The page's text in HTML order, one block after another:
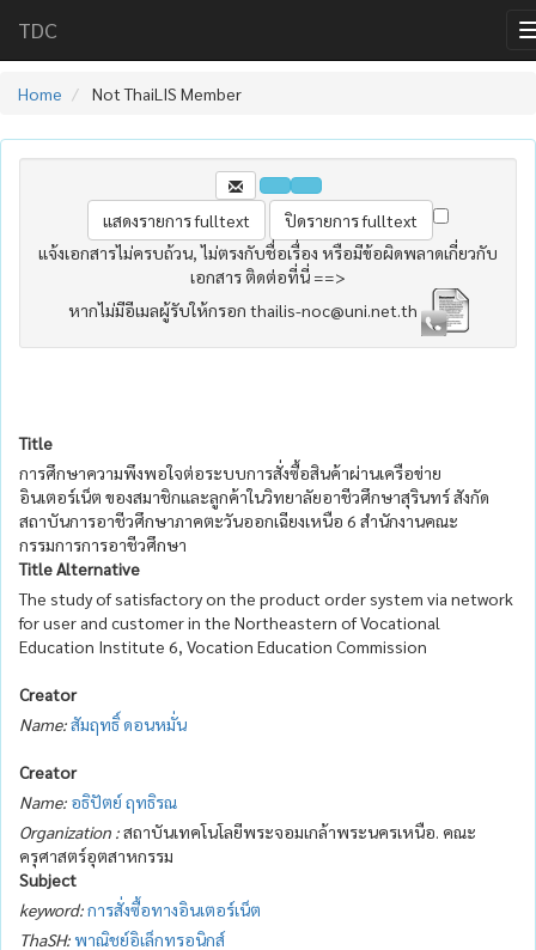
TDC
Home Not ThaiLIS Member
แจ้งเอกสารไม่ครบถ้วน, ไม่ตรงกับชื่อเรื่อง หรือมีข้อผิดพลาดเกี่ยวกับ
เอกสาร ติดต่อที่นี่ ==>
หากไม่มีอีเมลผู้รับให้กรอก thailis-noc@uni.net.th
Title
การศึกษาความพึงพอใจต่อระบบการสั่งซื้อสินค้าผ่านเครือข่าย
อินเตอร์เน็ต ของสมาชิกและลูกค้าในวิทยาลัยอาชีวศึกษาสุรินทร์ สังกัด
สถาบันการอาชีวศึกษาภาคตะวันออกเฉียงเหนือ 6 สำนักงานคณะ
กรรมการการอาชีวศึกษา
Title Alternative
The study of satisfactory on the product order system via network
for user and customer in the Northeastern of Vocational
Education Institute 6, Vocation Education Commission
Creator
Name:สัมฤทธิ์ ดอนหมั่น
Creator
Name: อธิปัตย์ ฤทธิรณ
Organization :สถาบันเทคโนโลยีพระจอมเกล้าพระนครเหนือ. คณะ
ครุศาสตร์อุตสาหกรรม
Subject
keyword:การสั่งซื้อทางอินเตอร์เน็ต
ThaSH:พาณิชย์อิเล็กทรอนิกส์